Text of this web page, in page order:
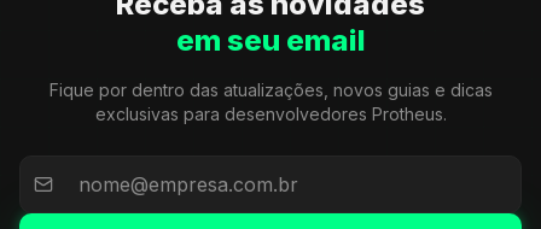
em seu email
Fique por dentro das atualizações, novos guias e dicas
exclusivas para desenvolvedores Protheus.